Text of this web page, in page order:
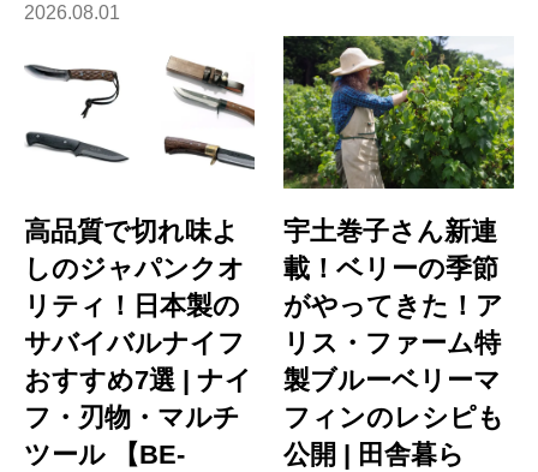
2026.08.01
高品質で切れ味よ
しのジャパンクオ
リティ！日本製の
サバイバルナイフ
おすすめ7選 | ナイ
フ・刃物・マルチ
ツール 【BE-
宇土巻子さん新連
載！ベリーの季節
がやってきた！ア
リス・ファーム特
製ブルーベリーマ
フィンのレシピも
公開 | 田舎暮ら